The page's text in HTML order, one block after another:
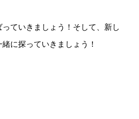
ていきましょう！そして、新し
に探っていきましょう！